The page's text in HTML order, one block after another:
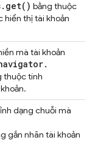
. get( ) bằng thuộc
hiển thị tài khoản
mà tài khoản
.
thuộc tính
dạng chuỗi mà
gắn nhãn tài khoản